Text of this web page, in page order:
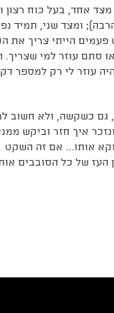
אחד, בעל כוח רצון
ומצד שני, תמיד
פעמים הייתי צריך את
סתם עוזר למי שצריך.
עוזר לי רק למספר
גם כשקשה, ולא חשוב
איך חזר וביקש
אותו... אם זה השקט
העז של כל הסובבים